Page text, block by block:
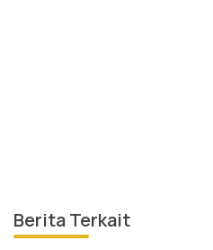
Berita Terkait